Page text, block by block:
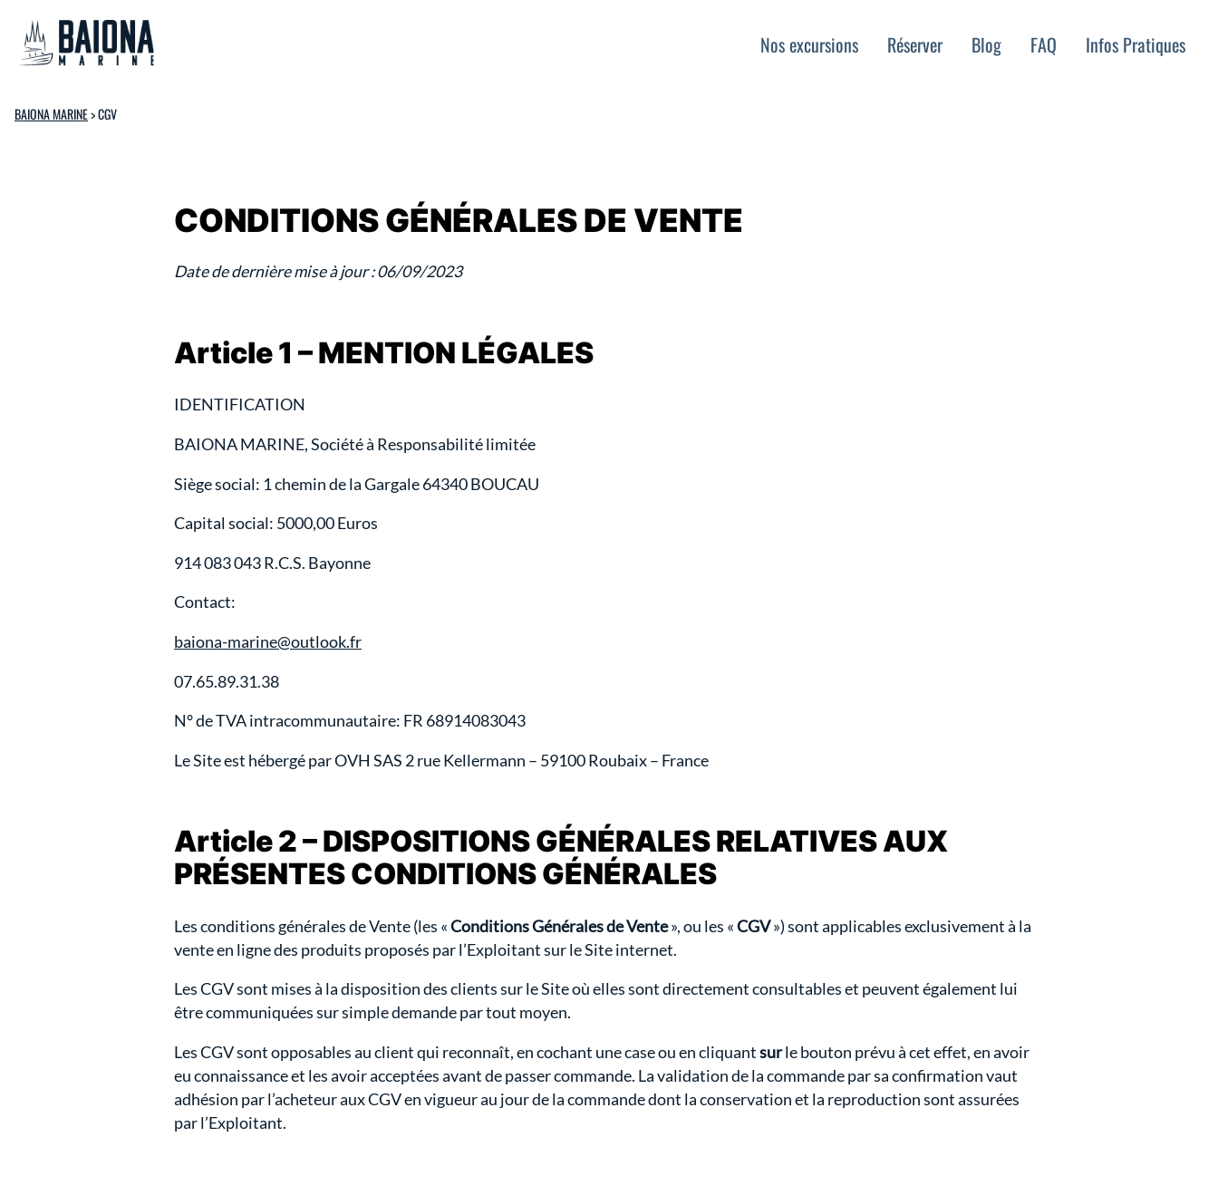
Nos excursions Réserver Blog FAQ Infos Pratiques
BAIONA MARINE>CGV
CONDITIONS GÉNÉRALES DE VENTE
Date de dernière mise à jour : 06/09/2023
Article 1 – MENTION LÉGALES
IDENTIFICATION
BAIONA MARINE, Société à Responsabilité limitée
Siège social: 1 chemin de la Gargale 64340 BOUCAU
Capital social: 5000,00 Euros
914 083 043 R.C.S. Bayonne
Contact:
baiona-marine@outlook.fr
07.65.89.31.38
N° de TVA intracommunautaire: FR 68914083043
Le Site est hébergé par OVH SAS 2 rue Kellermann – 59100 Roubaix – France
Article 2 – DISPOSITIONS GÉNÉRALES RELATIVES AUX
PRÉSENTES CONDITIONS GÉNÉRALES
Les conditions générales de Vente (les «Conditions Générales de Vente», ou les «CGV») sont applicables exclusivement à la
vente en ligne des produits proposés par l’Exploitant sur le Site internet.
Les CGV sont mises à la disposition des clients sur le Site où elles sont directement consultables et peuvent également lui
être communiquées sur simple demande par tout moyen.
Les CGV sont opposables au client qui reconnaît, en cochant une case ou en cliquantsurle bouton prévu à cet effet, en avoir
eu connaissance et les avoir acceptées avant de passer commande. La validation de la commande par sa confirmation vaut
adhésion par l’acheteur aux CGV en vigueur au jour de la commande dont la conservation et la reproduction sont assurées
par l’Exploitant.